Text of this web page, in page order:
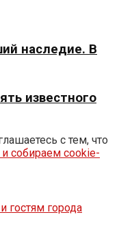
наследие. В
известного
с тем, что
собираем cookie-